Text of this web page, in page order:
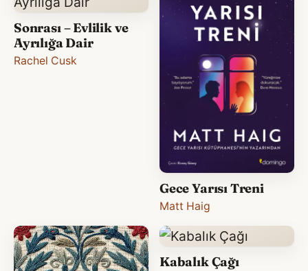
Sonrası – Evlilik ve
Ayrılığa Dair
Rachel Cusk
Gece Yarısı Treni
Matt Haig
Kabalık Çağı